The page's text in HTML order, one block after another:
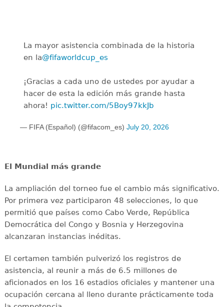
La mayor asistencia combinada de la historia
en la@fifaworldcup_es
¡Gracias a cada uno de ustedes por ayudar a
hacer de esta la edición más grande hasta
ahora! pic.twitter.com/5Boy97kkJb
— FIFA (Español) (@fifacom_es) July 20, 2026
El Mundial más grande
La ampliación del torneo fue el cambio más significativo.
Por primera vez participaron 48 selecciones, lo que
permitió que países como Cabo Verde, República
Democrática del Congo y Bosnia y Herzegovina
alcanzaran instancias inéditas.
El certamen también pulverizó los registros de
asistencia, al reunir a más de 6.5 millones de
aficionados en los 16 estadios oficiales y mantener una
ocupación cercana al lleno durante prácticamente toda